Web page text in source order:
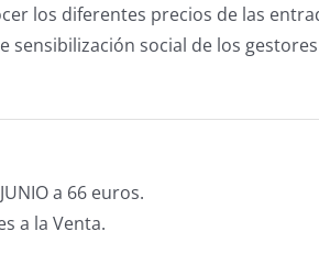
los diferentes precios de las
sensibilización social de los
a 66 euros.
a la Venta.